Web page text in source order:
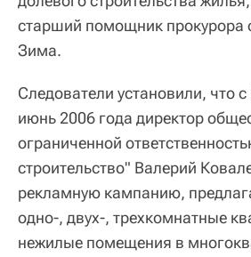
старший помощник прокурора
Зима.
Следователи установили, что
июнь 2006 года директор
ограниченной
строительство" Валерий
рекламную кампанию,
одно-, двух-, трехкомнатные
нежилые помещения в